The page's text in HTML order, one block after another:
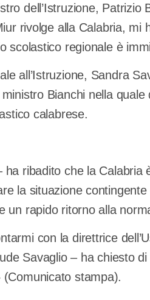
dell’Istruzione, Patrizio
rivolge alla Calabria, mi
scolastico regionale è
all’Istruzione, Sandra
Bianchi nella quale
calabrese.
ha ribadito che la Calabria
la situazione
un rapido ritorno alla
con la direttrice
Savaglio – ha chiesto
stampa).